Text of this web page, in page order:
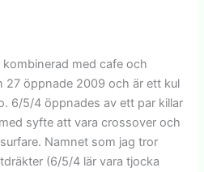
kombinerad med cafe och
27 öppnade 2009 och är ett kul
6/5/4 öppnades av ett par killar
syfte att vara crossover och
Namnet som jag tror
(6/5/4 lär vara tjocka